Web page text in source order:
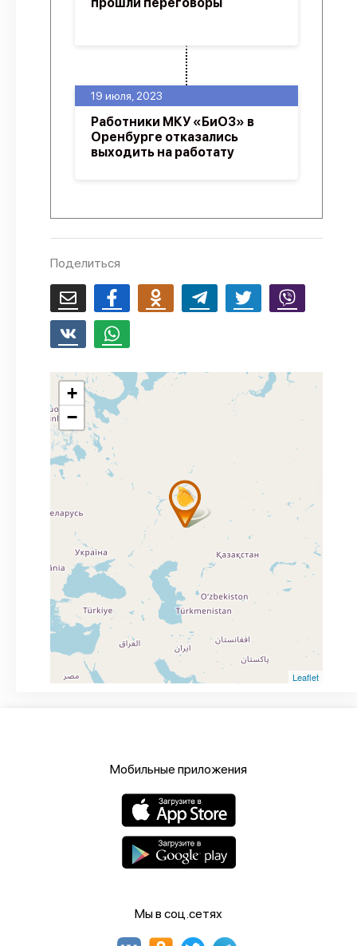
19 июля, 2023
Работники МКУ «БиОЗ» в
Оренбурге отказались
выходить на работату
Поделиться
+
−
Leaflet
Мобильные приложения
Мы в соц.сетях